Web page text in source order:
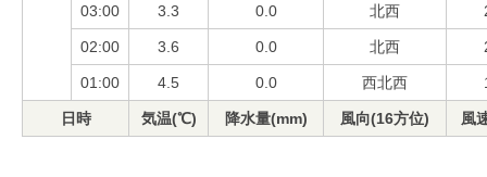
03:00 3.3 0.0 北西
02:00 3.6 0.0 北西
01:00 4.5 0.0 西北西
日時 気温(℃) 降水量(mm) 風向(16方位) 風